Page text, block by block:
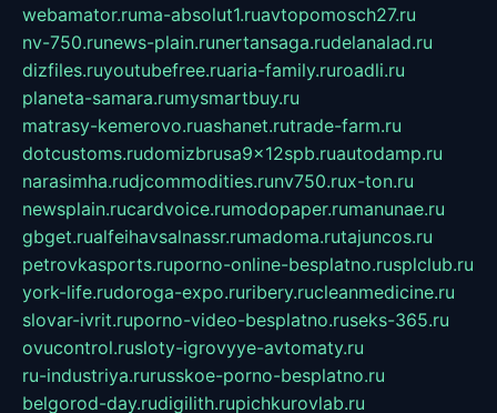
webamator.ruma-absolut1.ruavtopomosch27.ru
nv-750.runews-plain.runertansaga.rudelanalad.ru
dizfiles.ruyoutubefree.ruaria-family.ruroadli.ru
planeta-samara.rumysmartbuy.ru
matrasy-kemerovo.ruashanet.rutrade-farm.ru
dotcustoms.rudomizbrusa9x12spb.ruautodamp.ru
narasimha.rudjcommodities.runv750.rux-ton.ru
newsplain.rucardvoice.rumodopaper.rumanunae.ru
gbget.rualfeihavsalnassr.rumadoma.rutajuncos.ru
petrovkasports.ruporno-online-besplatno.rusplclub.ru
york-life.rudoroga-expo.ruribery.rucleanmedicine.ru
slovar-ivrit.ruporno-video-besplatno.ruseks-365.ru
ovucontrol.rusloty-igrovyye-avtomaty.ru
ru-industriya.rurusskoe-porno-besplatno.ru
belgorod-day.rudigilith.rupichkurovlab.ru